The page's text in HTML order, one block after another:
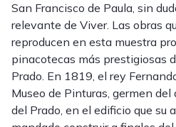
San Francisco de Paula, sin
relevante de Viver. Las obras
reproducen en esta muestra
pinacotecas más prestigiosas
Prado. En 1819, el rey
Museo de Pinturas, germen
del Prado, en el edificio que su